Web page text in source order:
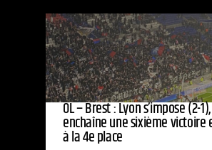
OL – Brest : Lyon s’impose (2-1),
enchaîne une sixième victoire
à la 4e place